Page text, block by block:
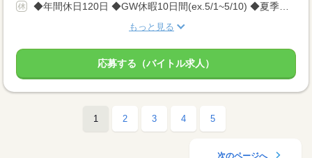
◆年間休日120日 ◆GW休暇10日間(ex.5/1~5/10) ◆夏季休暇10日間(ex.8/10~8/19) ◆年末年始休暇10日間(ex.12/30~1/8) ※会社カレンダーによって多少変動がございますが しっかり休める環境です★
もっと見る
応募する（バイトル求人）
1 2 3 4 5